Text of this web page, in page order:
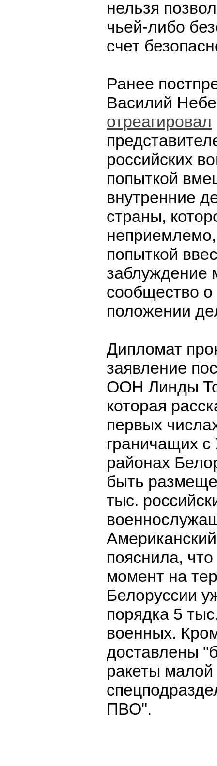
нельзя
чьей-либо
счет
Ранее
Василий
отреагировал
российских
попыткой
внутренние
страны,
попыткой
заблуждение
сообщество
положении
Дипломат
заявление
ООН Линды
которая
первых
граничащих с
районах
быть
тыс.
пояснила,
момент на
Белоруссии
порядка 5
военных.
доставлены
ракеты
ПВО".